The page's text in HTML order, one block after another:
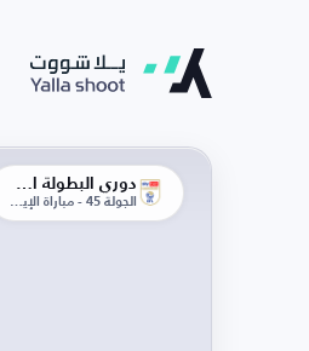
الجولة 45 - مباراة الإياب